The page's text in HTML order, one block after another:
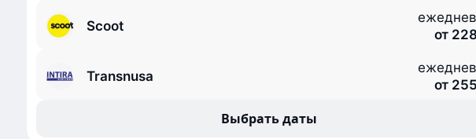
Scoot
от
Transnusa
от
Выбрать даты